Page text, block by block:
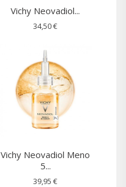
Vichy Neovadiol...
34,50 €
Vichy Neovadiol Meno
5...
39,95 €